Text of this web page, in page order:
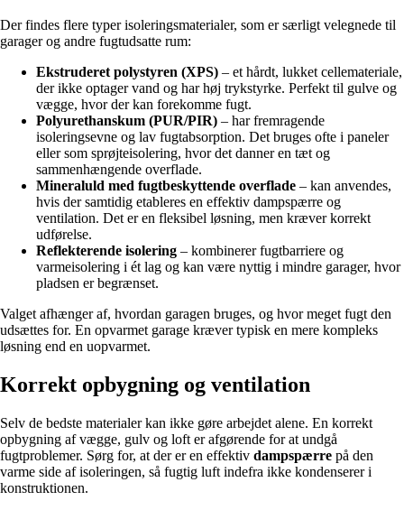
Der findes flere typer isoleringsmaterialer, som er særligt velegnede til
garager og andre fugtudsatte rum:
Ekstruderet polystyren (XPS) – et hårdt, lukket cellemateriale,
der ikke optager vand og har høj trykstyrke. Perfekt til gulve og
vægge, hvor der kan forekomme fugt.
Polyurethanskum (PUR/PIR) – har fremragende
isoleringsevne og lav fugtabsorption. Det bruges ofte i paneler
eller som sprøjteisolering, hvor det danner en tæt og
sammenhængende overflade.
Mineraluld med fugtbeskyttende overflade – kan anvendes,
hvis der samtidig etableres en effektiv dampspærre og
ventilation. Det er en fleksibel løsning, men kræver korrekt
udførelse.
Reflekterende isolering – kombinerer fugtbarriere og
varmeisolering i ét lag og kan være nyttig i mindre garager, hvor
pladsen er begrænset.
Valget afhænger af, hvordan garagen bruges, og hvor meget fugt den
udsættes for. En opvarmet garage kræver typisk en mere kompleks
løsning end en uopvarmet.
Korrekt opbygning og ventilation
Selv de bedste materialer kan ikke gøre arbejdet alene. En korrekt
opbygning af vægge, gulv og loft er afgørende for at undgå
fugtproblemer. Sørg for, at der er en effektiv dampspærre på den
varme side af isoleringen, så fugtig luft indefra ikke kondenserer i
konstruktionen.